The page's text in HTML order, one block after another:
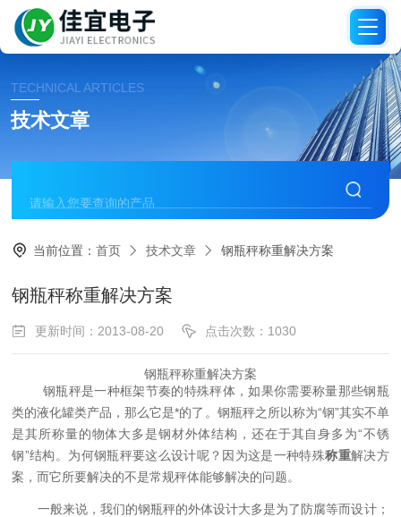
TECHNICAL ARTICLES
技术文章
当前位置：首页 技术文章 钢瓶秤称重解决方案
钢瓶秤称重解决方案
更新时间：2013-08-20 点击次数：1030
钢瓶秤称重解决方案
钢瓶秤是一种框架节奏的特殊秤体，如果你需要称量那些钢瓶
类的液化罐类产品，那么它是*的了。钢瓶秤之所以称为“钢”其实不单
是其所称量的物体大多是钢材外体结构，还在于其自身多为“不锈
钢”结构。为何钢瓶秤要这么设计呢？因为这是一种特殊称重解决方
案，而它所要解决的不是常规秤体能够解决的问题。
一般来说，我们的钢瓶秤的外体设计大多是为了防腐等而设计；